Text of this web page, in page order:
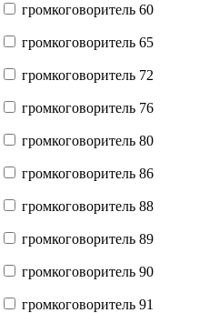
громкоговоритель 60
громкоговоритель 65
громкоговоритель 72
громкоговоритель 76
громкоговоритель 80
громкоговоритель 86
громкоговоритель 88
громкоговоритель 89
громкоговоритель 90
громкоговоритель 91